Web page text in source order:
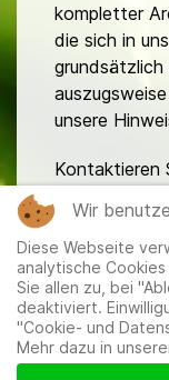
kompletter
die sich in
unsere
Kontaktieren
Mitglieder|
Wir
Diese Webseite
analytische
Sie allen zu, bei
deaktiviert.
"Cookie- und
Mehr dazu in